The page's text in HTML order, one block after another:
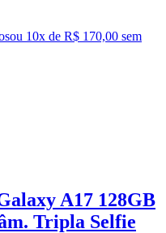
ou 10x de R$ 170,00 sem
A17 128GB
Tripla Selfie